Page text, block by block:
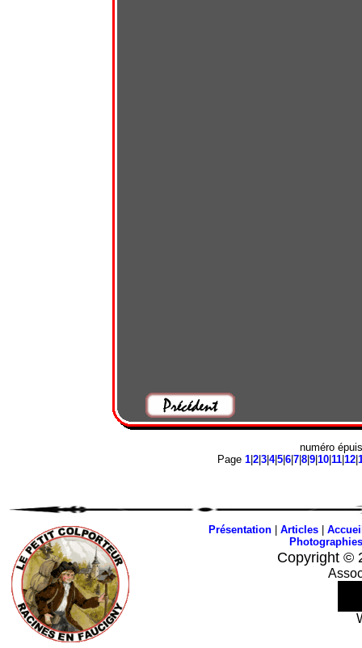
numéro
Page 1| 2| 3| 4|5| 6| 7| 8| 9| 10| 11| 12|
Présentation| Articles|
Photographies
Copyright ©